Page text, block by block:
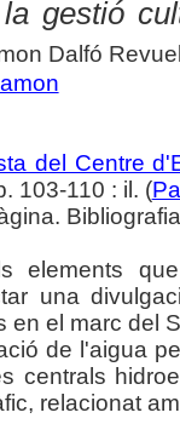
gestió
Dalfó
del Centre
103-110 : il. (
elements
una
en el marc del
de l'aigua
centrals
relacionat